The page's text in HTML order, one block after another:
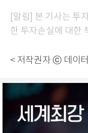
[알림] 본 기사는 투
한 투자손실에 대한
< 저작권자 ⓒ 데이